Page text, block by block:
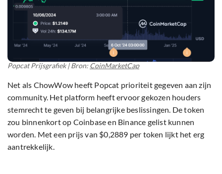
Popcat Prijsgrafiek | Bron: CoinMarketCap
Net als ChowWow heeft Popcat prioriteit gegeven aan zijn
community. Het platform heeft ervoor gekozen houders
stemrecht te geven bij belangrijke beslissingen. De token
zou binnenkort op Coinbase en Binance gelist kunnen
worden. Met een prijs van $0,2889 per token lijkt het erg
aantrekkelijk.